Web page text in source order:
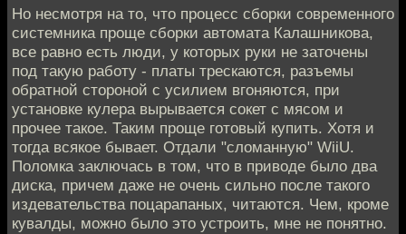
Но несмотря на то, что процесс сборки современного
системника проще сборки автомата Калашникова,
все равно есть люди, у которых руки не заточены
под такую работу - платы трескаются, разъемы
обратной стороной с усилием вгоняются, при
установке кулера вырывается сокет с мясом и
прочее такое. Таким проще готовый купить. Хотя и
тогда всякое бывает. Отдали "сломанную" WiiU.
Поломка заключась в том, что в приводе было два
диска, причем даже не очень сильно после такого
издевательства поцарапаных, читаются. Чем, кроме
кувалды, можно было это устроить, мне не понятно.